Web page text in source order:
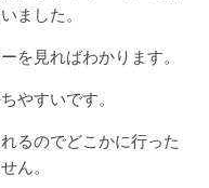
ました。
を見ればわかります。
やすいです。
るのでどこかに行った
ん。